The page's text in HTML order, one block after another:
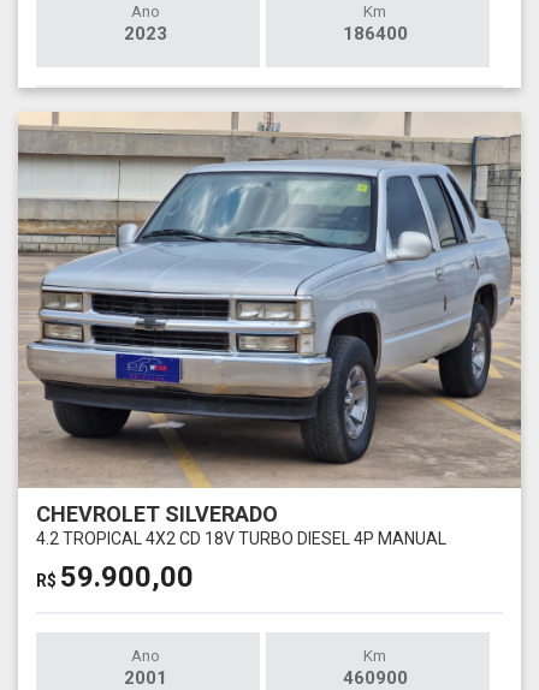
Ano
2023
Km
186400
CHEVROLET SILVERADO
4.2 TROPICAL 4X2 CD 18V TURBO DIESEL 4P MANUAL
R$ 59.900,00
Ano
2001
Km
460900